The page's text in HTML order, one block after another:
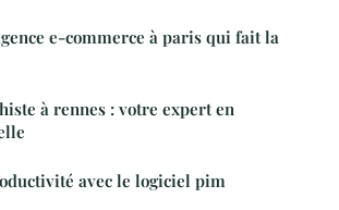
e-commerce à paris qui fait la
à rennes : votre expert en
avec le logiciel pim